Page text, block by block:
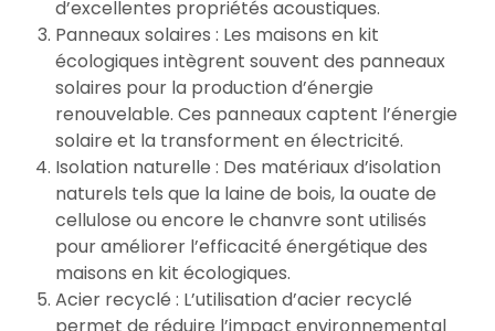
d’excellentes propriétés acoustiques.
Panneaux solaires : Les maisons en kit
écologiques intègrent souvent des panneaux
solaires pour la production d’énergie
renouvelable. Ces panneaux captent l’énergie
solaire et la transforment en électricité.
Isolation naturelle : Des matériaux d’isolation
naturels tels que la laine de bois, la ouate de
cellulose ou encore le chanvre sont utilisés
pour améliorer l’efficacité énergétique des
maisons en kit écologiques.
Acier recyclé : L’utilisation d’acier recyclé